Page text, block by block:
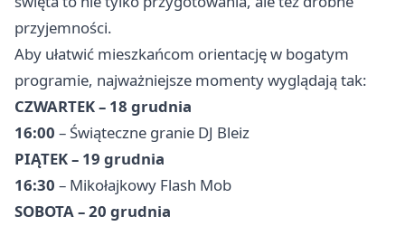
przyjemności.
Aby ułatwić mieszkańcom orientację w bogatym
programie, najważniejsze momenty wyglądają tak:
CZWARTEK – 18 grudnia
16:00 – Świąteczne granie DJ Bleiz
PIĄTEK – 19 grudnia
16:30 – Mikołajkowy Flash Mob
SOBOTA – 20 grudnia